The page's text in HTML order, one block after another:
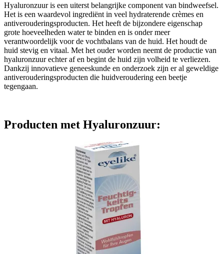
Hyaluronzuur is een uiterst belangrijke component van bindweefsel.
Het is een waardevol ingrediënt in veel hydraterende crèmes en
antiverouderingsproducten. Het heeft de bijzondere eigenschap
grote hoeveelheden water te binden en is onder meer
verantwoordelijk voor de vochtbalans van de huid. Het houdt de
huid stevig en vitaal. Met het ouder worden neemt de productie van
hyaluronzuur echter af en begint de huid zijn volheid te verliezen.
Dankzij innovatieve geneeskunde en onderzoek zijn er al geweldige
antiverouderingsproducten die huidveroudering een beetje
tegengaan.
Producten met Hyaluronzuur: